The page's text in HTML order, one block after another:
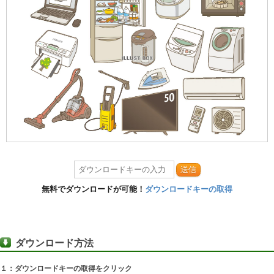
送信
無料でダウンロードが可能！ ダウンロードキーの取得
ダウンロード方法
１：ダウンロードキーの取得をクリック